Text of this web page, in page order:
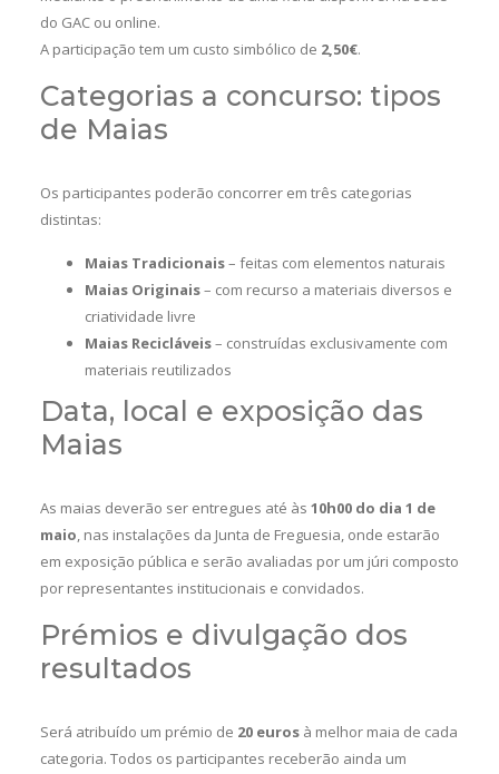
do GAC ou online.
A participação tem um custo simbólico de 2,50€.
Categorias a concurso: tipos
de Maias
Os participantes poderão concorrer em três categorias
distintas:
Maias Tradicionais– feitas com elementos naturais
Maias Originais– com recurso a materiais diversos e
criatividade livre
Maias Recicláveis– construídas exclusivamente com
materiais reutilizados
Data, local e exposição das
Maias
As maias deverão ser entregues até às 10h00 do dia 1 de
maio, nas instalações da Junta de Freguesia, onde estarão
em exposição pública e serão avaliadas por um júri composto
por representantes institucionais e convidados.
Prémios e divulgação dos
resultados
Será atribuído um prémio de 20 eurosà melhor maia de cada
categoria. Todos os participantes receberão ainda um